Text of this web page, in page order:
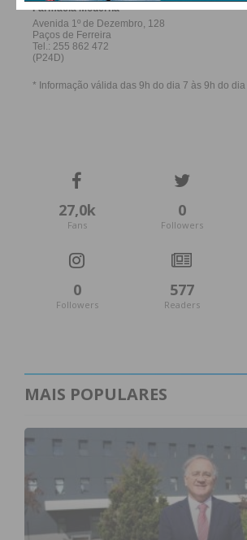
27,0k
Fans
0
Followers
0
Followers
577
Readers
MAIS POPULARES